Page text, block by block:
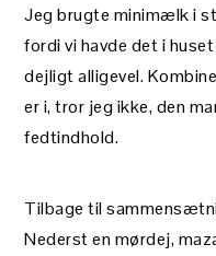
Jeg brugte minimælk i
fordi vi havde det i
dejligt alligevel.
er i, tror jeg ikke, den
fedtindhold.
Tilbage til
Nederst en mørdej,